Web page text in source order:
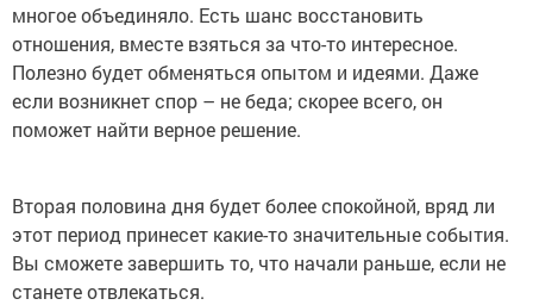
многое объединяло. Есть шанс восстановить
отношения, вместе взяться за что-то интересное.
Полезно будет обменяться опытом и идеями. Даже
если возникнет спор – не беда; скорее всего, он
поможет найти верное решение.
Вторая половина дня будет более спокойной, вряд ли
этот период принесет какие-то значительные события.
Вы сможете завершить то, что начали раньше, если не
станете отвлекаться.